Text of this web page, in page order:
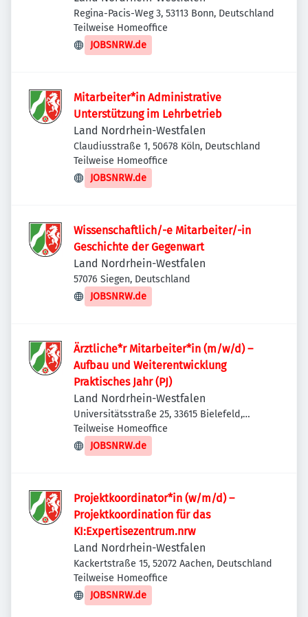
Regina-Pacis-Weg 3, 53113 Bonn, Deutschland
Teilweise Homeoffice
JOBSNRW.de
Mitarbeiter*in Administrative
Unterstützung im Lehrbetrieb
Land Nordrhein-Westfalen
Claudiusstraße 1, 50678 Köln, Deutschland
Teilweise Homeoffice
JOBSNRW.de
Wissenschaftlich/-e Mitarbeiter/-in
Geschichte der Gegenwart
Land Nordrhein-Westfalen
57076 Siegen, Deutschland
JOBSNRW.de
Ärztliche*r Mitarbeiter*in (m/w/d) –
Aufbau und Weiterentwicklung
Praktisches Jahr (PJ)
Land Nordrhein-Westfalen
Universitätsstraße 25, 33615 Bielefeld,
Deutschland
Teilweise Homeoffice
JOBSNRW.de
Projektkoordinator*in (w/m/d) –
Projektkoordination für das
KI:Expertisezentrum.nrw
Land Nordrhein-Westfalen
Kackertstraße 15, 52072 Aachen, Deutschland
Teilweise Homeoffice
JOBSNRW.de